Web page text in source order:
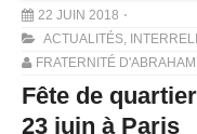
22 JUIN 2018
ACTUALITÉS,
FRATERNITÉ D'ABRAHAM
Fête de
23 juin à Paris